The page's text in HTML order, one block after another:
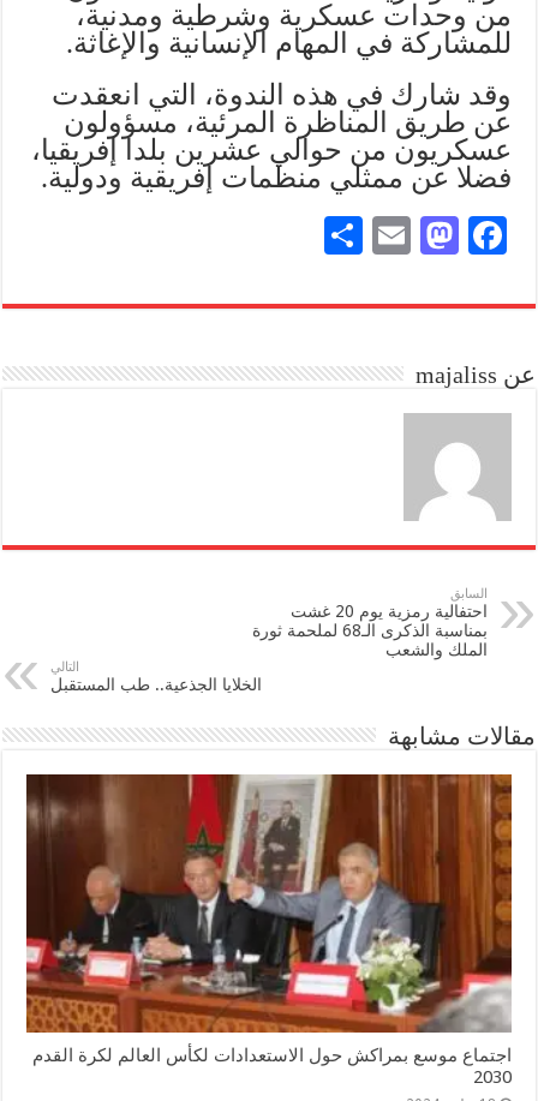
من وحدات عسكرية وشرطية ومدنية،
للمشاركة في المهام الإنسانية والإغاثة.
وقد شارك في هذه الندوة، التي انعقدت
عن طريق المناظرة المرئية، مسؤولون
عسكريون من حوالي عشرين بلدا إفريقيا،
فضلا عن ممثلي منظمات إفريقية ودولية.
Fa
bo
M
to
n
E
ail
re
عن majaliss
السابق
احتفالية رمزية يوم 20 غشت
بمناسبة الذكرى الـ68 لملحمة ثورة
الملك والشعب
التالي
الخلايا الجذعية.. طب المستقبل
مقالات مشابهة
اجتماع موسع بمراكش حول الاستعدادات لكأس العالم لكرة القدم
2030